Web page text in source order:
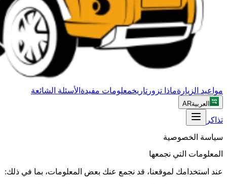
مواعيد الزيارةماذا تزور تاريخمعلومات مفيدة الأسئلة الشائعة
العربيةAR
تذاكر
سياسة الخصوصية
المعلومات التي نجمعها
عند استخدامك لموقعنا، قد نجمع عنك بعض المعلومات، بما في ذلك: